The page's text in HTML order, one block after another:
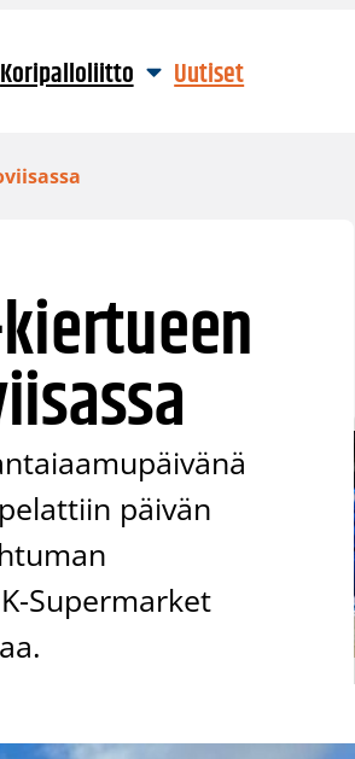
Koripalloliitto Uutiset
päivän
Supermarket